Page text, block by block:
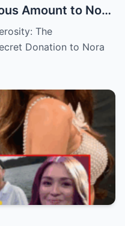
Amount to Nora
It Will Break
The
Donation to Nora